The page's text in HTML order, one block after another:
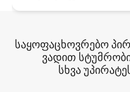
საყოფაცხოვრებო
ვადით
სხვა